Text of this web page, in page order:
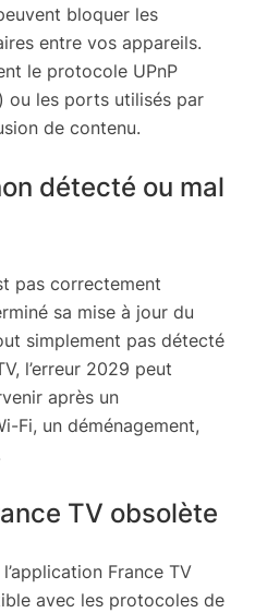
bloquer les
entre vos appareils.
le protocole UPnP
ou les ports utilisés par
de contenu.
détecté ou mal
pas correctement
sa mise à jour du
simplement pas détecté
l’erreur 2029 peut
après un
Fi, un déménagement,
TV obsolète
France TV
avec les protocoles de